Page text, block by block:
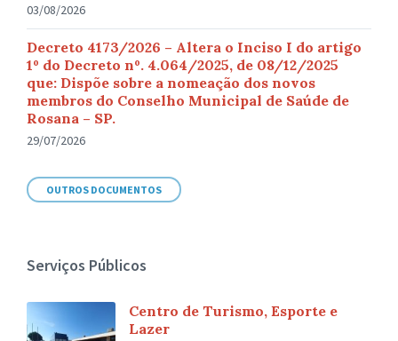
03/08/2026
Decreto 4173/2026 – Altera o Inciso I do artigo
1º do Decreto nº. 4.064/2025, de 08/12/2025
que: Dispõe sobre a nomeação dos novos
membros do Conselho Municipal de Saúde de
Rosana – SP.
29/07/2026
OUTROS DOCUMENTOS
Serviços Públicos
Centro de Turismo, Esporte e
Lazer